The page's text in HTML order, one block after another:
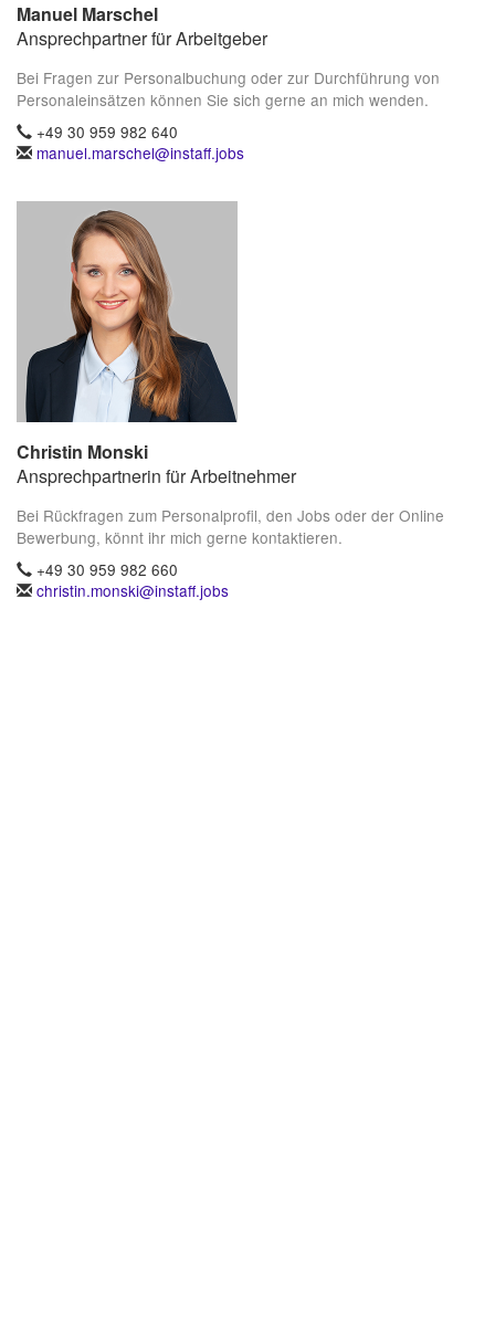
Manuel Marschel
Ansprechpartner für Arbeitgeber
Bei Fragen zur Personalbuchung oder zur Durchführung von
Personaleinsätzen können Sie sich gerne an mich wenden.
+49 30 959 982 640
manuel.marschel@instaff.jobs
Christin Monski
Ansprechpartnerin für Arbeitnehmer
Bei Rückfragen zum Personalprofil, den Jobs oder der Online
Bewerbung, könnt ihr mich gerne kontaktieren.
+49 30 959 982 660
christin.monski@instaff.jobs